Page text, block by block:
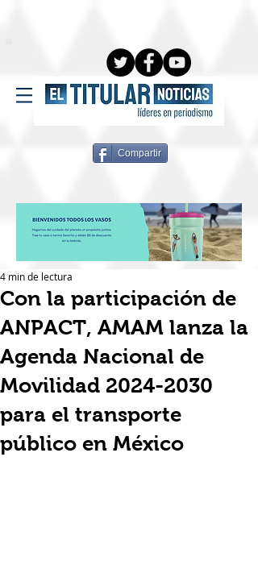
Compartir
Con la participación de
ANPACT, AMAM lanza la
Agenda Nacional de
Movilidad 2024-2030
para el transporte
público en México
4 min de lectura